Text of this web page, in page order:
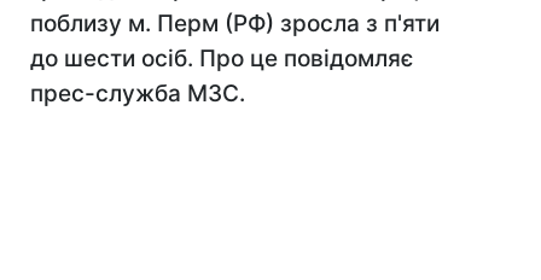
поблизу м. Перм (РФ) зросла з п'яти
до шести осіб. Про це повідомляє
прес-служба МЗС.